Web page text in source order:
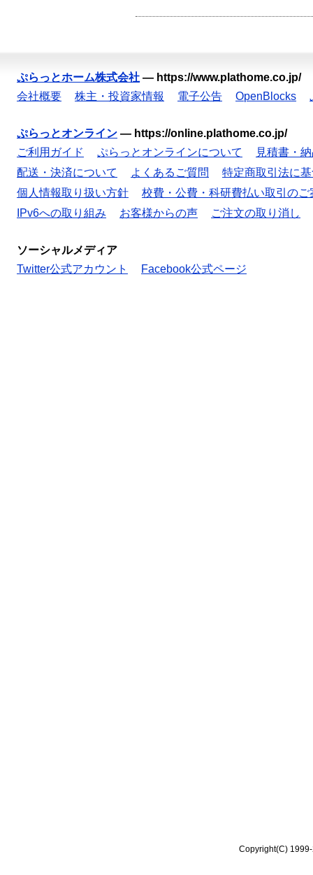
ぷらっとホーム株式会社 — https://www.plathome.co.jp/
会社概要
株主・投資家情報 電子公告 OpenBlocks
ぷらっとオンライン — https://online.plathome.co.jp/
ご利用ガイド
ぷらっとオンラインについて
見積書・
配送・決済について
よくあるご質問
特定商取引法に
個人情報取り扱い方針
校費・公費・科研費払い取引のご
IPv6への取り組み
お客様からの声 ご注文の取り消し
ソーシャルメディア
Twitter公式アカウント
Facebook公式ページ
Copyright(C)